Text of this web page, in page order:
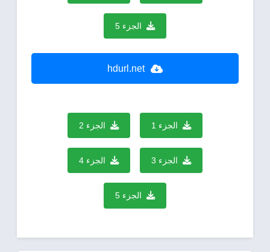
الجزء 5
hdurl.net
الجزء 1 الجزء 2
الجزء 3 الجزء 4
الجزء 5